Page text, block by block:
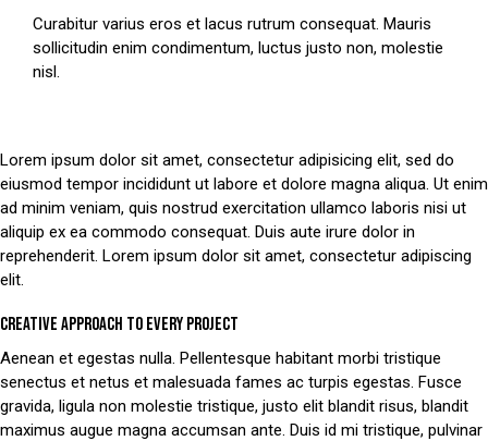
Curabitur varius eros et lacus rutrum consequat. Mauris
sollicitudin enim condimentum, luctus justo non, molestie
nisl.
Lorem ipsum dolor sit amet, consectetur adipisicing elit, sed do
eiusmod tempor incididunt ut labore et dolore magna aliqua. Ut enim
ad minim veniam, quis nostrud exercitation ullamco laboris nisi ut
aliquip ex ea commodo consequat. Duis aute irure dolor in
reprehenderit. Lorem ipsum dolor sit amet, consectetur adipiscing
elit.
CREATIVE APPROACH TO EVERY PROJECT
Aenean et egestas nulla. Pellentesque habitant morbi tristique
senectus et netus et malesuada fames ac turpis egestas. Fusce
gravida, ligula non molestie tristique, justo elit blandit risus, blandit
maximus augue magna accumsan ante. Duis id mi tristique, pulvinar